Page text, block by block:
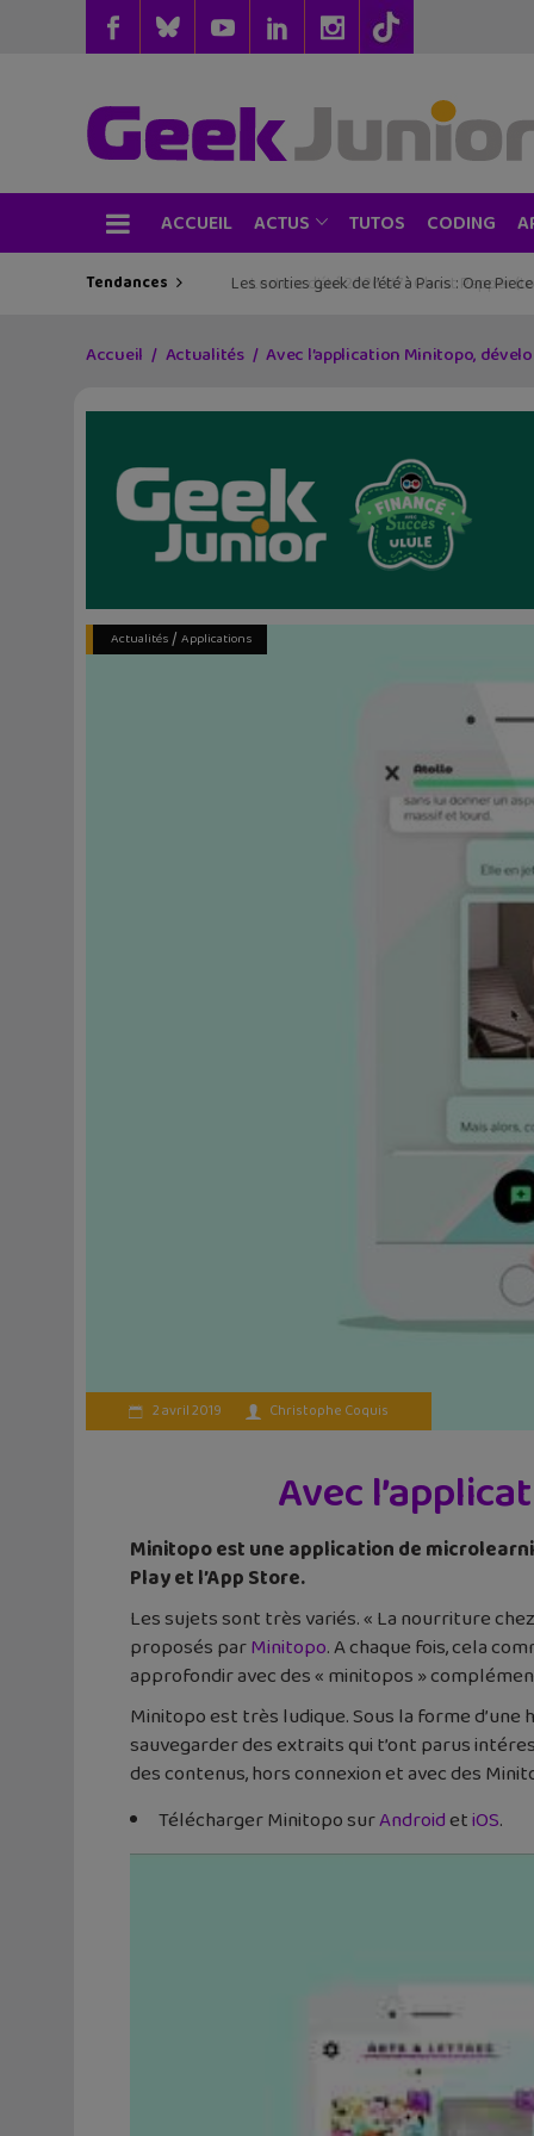
ACCUEIL ACTUS TUTOS CODING
Tendances Les sorties geek de l’été à Paris : One
Accueil Actualités Avec l’application Minitopo,
Actualités/ Applications
2 avril 2019 Christophe Coquis
Avec
Minitopo est une application de
Play et l’App Store.
Les sujets sont très variés. « La nourriture
proposés parMinitopo. A chaque fois, cela
approfondir avec des « minitopos »
Minitopo est très ludique. Sous la forme
sauvegarder des extraits qui t’ont parus
des contenus, hors connexion et avec des
Télécharger Minitopo surAndroidetiOS.